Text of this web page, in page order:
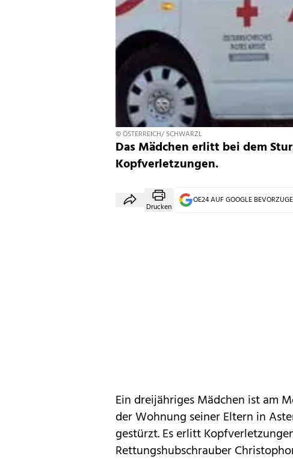
© ÖSTERREICH/ SCHWARZL
Das Mädchen erlitt bei dem
Kopfverletzungen.
Drucken
OE24 AUF GOOGLE
Ein dreijähriges Mädchen ist am
der Wohnung seiner Eltern in
gestürzt. Es erlitt
Rettungshubschrauber